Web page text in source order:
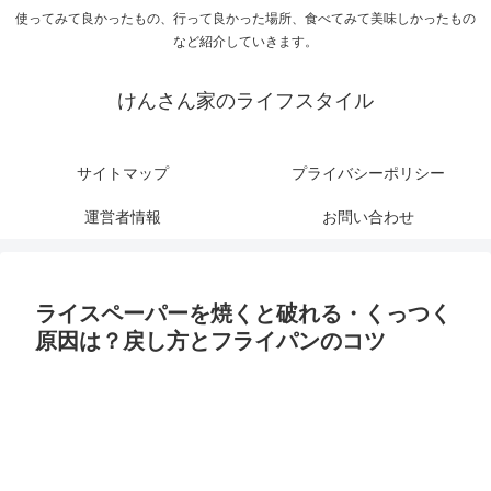
使ってみて良かったもの、行って良かった場所、食べてみて美味しかったもの
など紹介していきます。
けんさん家のライフスタイル
サイトマップ プライバシーポリシー
運営者情報 お問い合わせ
ライスペーパーを焼くと破れる・くっつく
原因は？戻し方とフライパンのコツ